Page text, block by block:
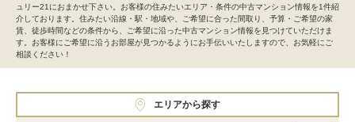
ュリー21におまかせ下さい。お客様の住みたいエリア・条件の中古マンション情報を1件紹
介しております。住みたい沿線・駅・地域や、ご希望に合った間取り、予算・ご希望の家
賃、徒歩時間などの条件から、ご希望に沿った中古マンション情報を見つけていただけま
す。お客様にご希望に沿うお部屋が見つかるようにお手伝いいたしますので、お気軽にご
相談ください！
エリアから探す